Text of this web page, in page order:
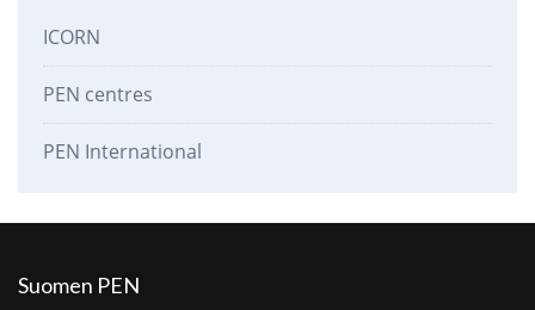
ICORN
PEN centres
PEN International
Suomen PEN